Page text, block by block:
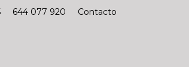
644 077 920 Contacto